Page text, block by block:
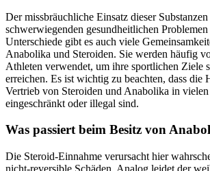
Der missbräuchliche Einsatz dieser
schwerwiegenden gesundheitlichen
Unterschiede gibt es auch viele
Anabolika und Steroiden. Sie werden häufig
Athleten verwendet, um ihre sportlichen Ziele
erreichen. Es ist wichtig zu beachten, dass die
Vertrieb von Steroiden und Anabolika in
eingeschränkt oder illegal sind.
Was passiert beim Besitz von
Die Steroid-Einnahme verursacht hier
nicht-reversible Schäden. Analog leidet der